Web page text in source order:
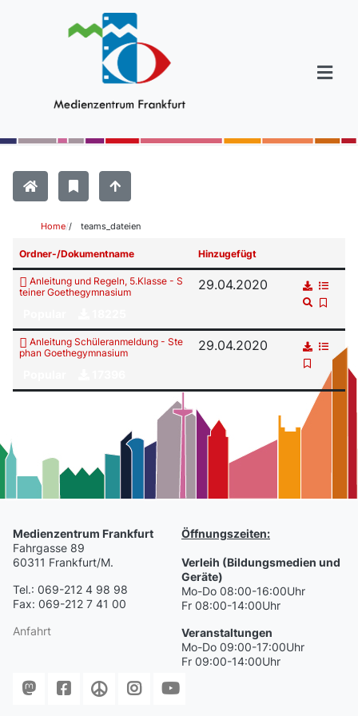
Home / teams_dateien
Ordner-/Dokumentname Hinzugefügt
Anleitung und Regeln, 5.Klasse - S
teiner Goethegymnasium
29.04.2020
Anleitung Schüleranmeldung - Ste
phan Goethegymnasium
29.04.2020
Medienzentrum Frankfurt
Fahrgasse 89
60311 Frankfurt/M.
Tel.: 069-212 4 98 98
Fax: 069-212 7 41 00
Anfahrt
Öffnungszeiten:
Verleih (Bildungsmedien und
Geräte)
Mo-Do 08:00-16:00Uhr
Fr 08:00-14:00Uhr
Veranstaltungen
Mo-Do 09:00-17:00Uhr
Fr 09:00-14:00Uhr